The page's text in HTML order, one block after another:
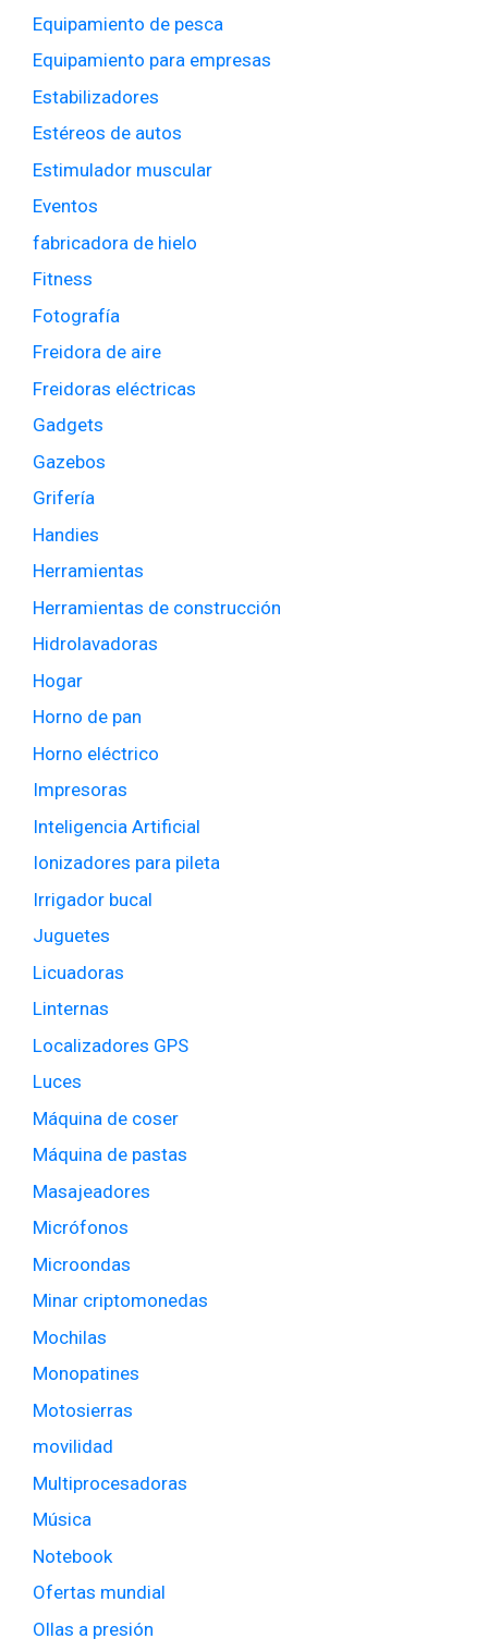
Equipamiento de pesca
Equipamiento para empresas
Estabilizadores
Estéreos de autos
Estimulador muscular
Eventos
fabricadora de hielo
Fitness
Fotografía
Freidora de aire
Freidoras eléctricas
Gadgets
Gazebos
Grifería
Handies
Herramientas
Herramientas de construcción
Hidrolavadoras
Hogar
Horno de pan
Horno eléctrico
Impresoras
Inteligencia Artificial
Ionizadores para pileta
Irrigador bucal
Juguetes
Licuadoras
Linternas
Localizadores GPS
Luces
Máquina de coser
Máquina de pastas
Masajeadores
Micrófonos
Microondas
Minar criptomonedas
Mochilas
Monopatines
Motosierras
movilidad
Multiprocesadoras
Música
Notebook
Ofertas mundial
Ollas a presión